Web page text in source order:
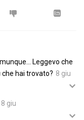
Leggevo che
che hai trovato? 8 giu
8 giu